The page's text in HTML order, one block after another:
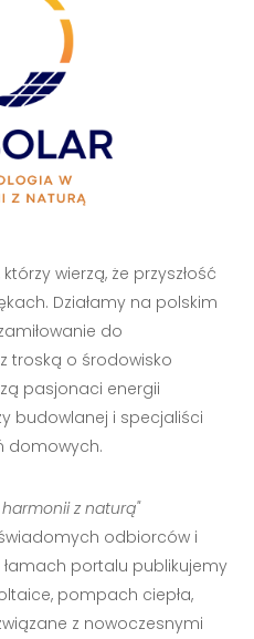
wierzą, że przyszłość
Działamy na polskim
do
troską o środowisko
pasjonaci energii
budowlanej i specjaliści
domowych.
z naturą"
odbiorców i
portalu publikujemy
pompach ciepła,
z nowoczesnymi